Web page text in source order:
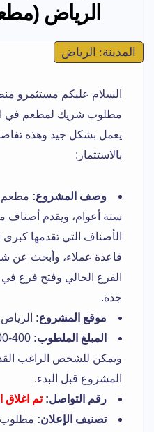
الرياض
المدينة: الرياض
السلام عليكم مستثمرو
مطلوب شريك لمطعم في
يعمل بشكل جيد وهذه
بالاستثمار:
وصف المشروع: مطعم
ستة أعوام، ويقدم أصناف
الأصناف التي تقدمها
قاعدة عملاء، وأبحث عن
الفرع الحالي وفتح فرع
جدة.
موقع المشروع:
المبلغ الملطوب: 400-500
ويمكن للشخص الراغب
المشروع قبل البدء.
رقم التواصل:تم اغلاق
تصنيف الإعلان: